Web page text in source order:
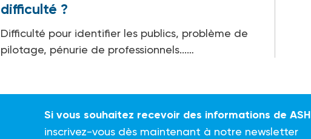
difficulté ?
Difficulté pour identifier les publics, problème de
pilotage, pénurie de professionnels...…
Si vous souhaitez recevoir des informations de ASH
inscrivez-vous dès maintenant à notre newsletter